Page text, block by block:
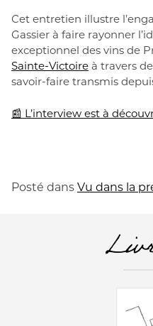
Cet entretien illustre
Gassier à faire rayonner
exceptionnel des vins de
Sainte-Victoire à travers
savoir-faire transmis
📰 L’interview est à
Posté dans Vu dans la